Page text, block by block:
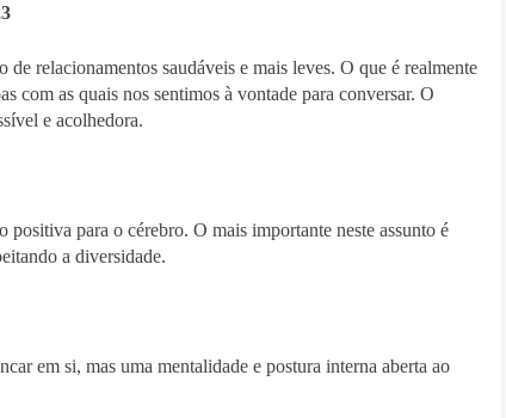
relacionamentos saudáveis e mais leves. O que é realmente
com as quais nos sentimos à vontade para conversar. O
e acolhedora.
para o cérebro. O mais importante neste assunto é
a diversidade.
em si, mas uma mentalidade e postura interna aberta ao